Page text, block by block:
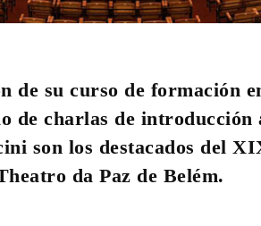
de su curso de formación
de charlas de introducción
son los destacados del
da Paz de Belém.